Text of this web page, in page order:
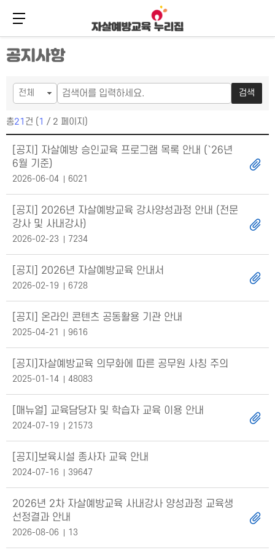
주
메
뉴
본
문
바
메뉴 버튼
공지사항
검색
총21 건 ( 1 / 2 페이지)
[공지] 자살예방 승인교육 프로그램 목록 안내 (`26년
6월 기준)
2026-06-04 6021
[공지] 2026년 자살예방교육 강사양성과정 안내 (전문
강사 및 사내강사)
2026-02-23 7234
[공지] 2026년 자살예방교육 안내서
2026-02-19 6728
[공지] 온라인 콘텐츠 공동활용 기관 안내
2025-04-21 9616
[공지]자살예방교육 의무화에 따른 공무원 사칭 주의
2025-01-14 48083
[매뉴얼] 교육담당자 및 학습자 교육 이용 안내
2024-07-19 21573
[공지]보육시설 종사자 교육 안내
2024-07-16 39647
2026년 2차 자살예방교육 사내강사 양성과정 교육생
선정결과 안내
2026-08-06 13